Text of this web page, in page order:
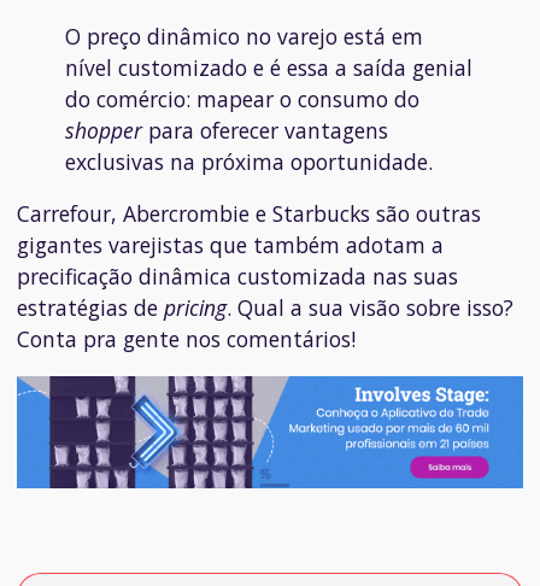
O preço dinâmico no varejo está em
nível customizado e é essa a saída genial
do comércio: mapear o consumo do
shopper para oferecer vantagens
exclusivas na próxima oportunidade.
Carrefour, Abercrombie e Starbucks são outras
gigantes varejistas que também adotam a
precificação dinâmica customizada nas suas
estratégias de pricing. Qual a sua visão sobre isso?
Conta pra gente nos comentários!